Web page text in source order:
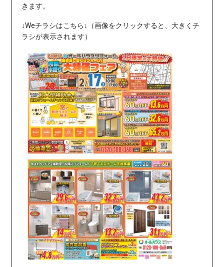
きます。
↓Weチラシはこちら↓（画像をクリックすると、大きくチ
ラシが表示されます）